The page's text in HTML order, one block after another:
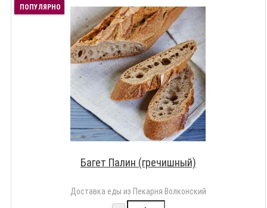
ПОПУЛЯРНО
Багет Палин (гречишный)
Доставка еды из Пекарня Волконский